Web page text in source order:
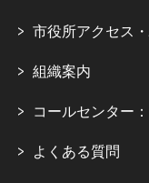
市役所アクセス
組織案内
コールセンター
よくある質問